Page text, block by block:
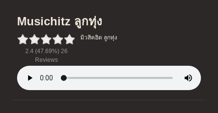
Musichitz ลูกทุ่ง
2.4(47.69%) 26
Reviews
มิวสิคฮิต ลูกทุ่ง